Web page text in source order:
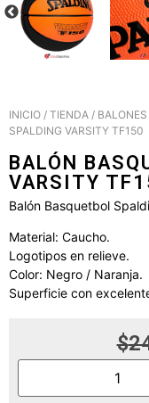
INICIO / TIENDA / BALONES
SPALDING VARSITY TF150
BALÓN
VARSITY
Balón Basquetbol
Material: Caucho.
Logotipos en relieve.
Color: Negro / Naranja.
Superficie con
$